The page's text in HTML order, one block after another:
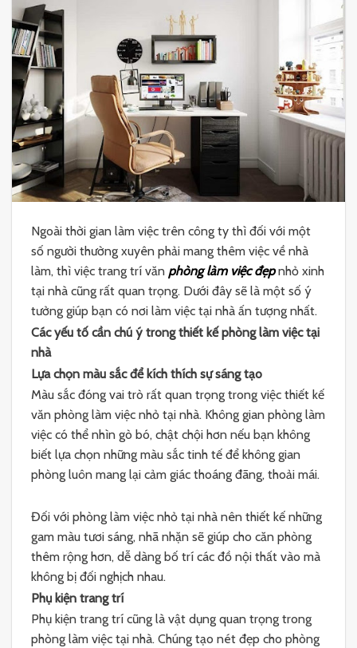
Ngoài thời gian làm việc trên công ty thì đối với một
số người thường xuyên phải mang thêm việc về nhà
làm, thì việc trang trí văn phòng làm việc đẹpnhỏ xinh
tại nhà cũng rất quan trọng. Dưới đây sẽ là một số ý
tưởng giúp bạn có nơi làm việc tại nhà ấn tượng nhất.
Các yếu tố cần chú ý trong thiết kế phòng làm việc tại
nhà
Lựa chọn màu sắc để kích thích sự sáng tạo
Màu sắc đóng vai trò rất quan trọng trong việc thiết kế
văn phòng làm việc nhỏ tại nhà. Không gian phòng làm
việc có thể nhìn gò bó, chật chội hơn nếu bạn không
biết lựa chọn những màu sắc tinh tế để không gian
phòng luôn mang lại cảm giác thoáng đãng, thoải mái.
Đối với phòng làm việc nhỏ tại nhà nên thiết kế những
gam màu tươi sáng, nhã nhặn sẽ giúp cho căn phòng
thêm rộng hơn, dễ dàng bố trí các đồ nội thất vào mà
không bị đối nghịch nhau.
Phụ kiện trang trí
Phụ kiện trang trí cũng là vật dụng quan trọng trong
phòng làm việc tại nhà. Chúng tạo nét đẹp cho phòng